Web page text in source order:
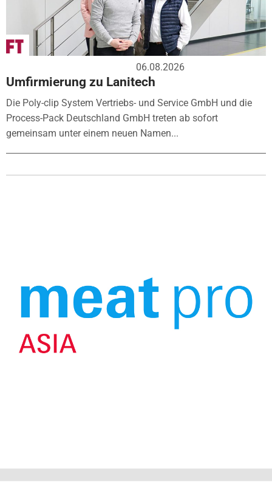
06.08.2026
Umfirmierung zu Lanitech
Die Poly-clip System Vertriebs- und Service GmbH und die
Process-Pack Deutschland GmbH treten ab sofort
gemeinsam unter einem neuen Namen...